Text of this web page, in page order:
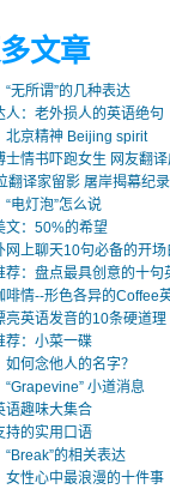
文章
“无所谓”的几种表达
人：老外损人的英语绝句
北京精神 Beijing spirit
士情书吓跑女生 网友翻
翻译家留影 屠岸揭幕纪
“电灯泡”怎么说
文：50%的希望
网上聊天10句必备的开场
荐：盘点最具创意的十句
啡情--形色各异的Coffee
亮英语发音的10条硬道理
荐：小菜一碟
如何念他人的名字？
“Grapevine” 小道消息
语趣味大集合
持的实用口语
“Break”的相关表达
女性心中最浪漫的十件事